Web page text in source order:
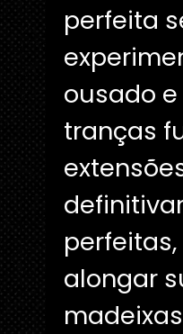
perfeita
ousado
tranças
alongar
perfeita
ousado
tranças
alongar